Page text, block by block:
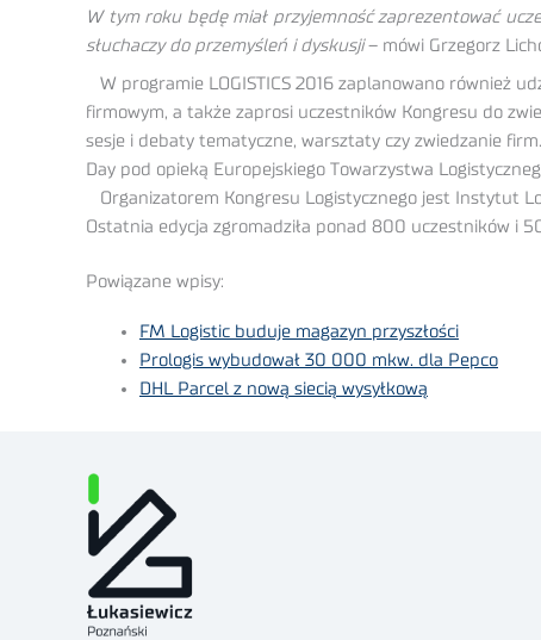
W tym roku będę miał przyjemność zaprezentować
słuchaczy do przemyśleń i dyskusji– mówi Grzegorz
W programie LOGISTICS 2016 zaplanowano również
firmowym, a także zaprosi uczestników Kongresu do
sesje i debaty tematyczne, warsztaty czy zwiedzanie
Day pod opieką Europejskiego Towarzystwa
Organizatorem Kongresu Logistycznego jest Instytut
Ostatnia edycja zgromadziła ponad 800 uczestników i
Powiązane wpisy:
FM Logistic buduje magazyn przyszłości
Prologis wybudował 30 000 mkw. dla Pepco
DHL Parcel z nową siecią wysyłkową